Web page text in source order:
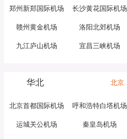
郑州新郑国际机场 长沙黄花国际机场
赣州黄金机场 洛阳北郊机场
九江庐山机场 宜昌三峡机场
华北 北京
北京首都国际机场 呼和浩特白塔机场
运城关公机场 秦皇岛机场